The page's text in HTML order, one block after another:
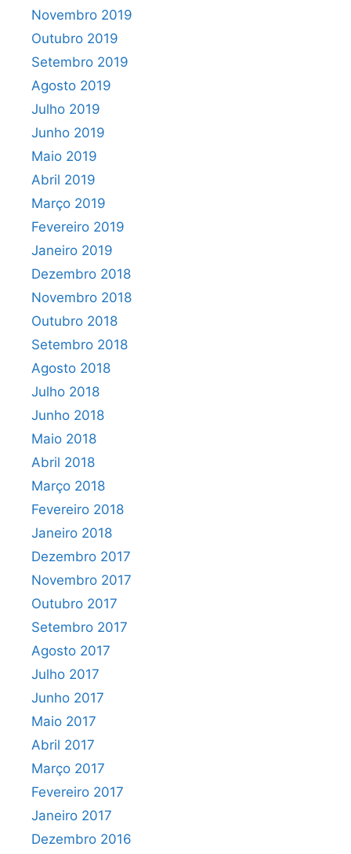
Novembro 2019
Outubro 2019
Setembro 2019
Agosto 2019
Julho 2019
Junho 2019
Maio 2019
Abril 2019
Março 2019
Fevereiro 2019
Janeiro 2019
Dezembro 2018
Novembro 2018
Outubro 2018
Setembro 2018
Agosto 2018
Julho 2018
Junho 2018
Maio 2018
Abril 2018
Março 2018
Fevereiro 2018
Janeiro 2018
Dezembro 2017
Novembro 2017
Outubro 2017
Setembro 2017
Agosto 2017
Julho 2017
Junho 2017
Maio 2017
Abril 2017
Março 2017
Fevereiro 2017
Janeiro 2017
Dezembro 2016